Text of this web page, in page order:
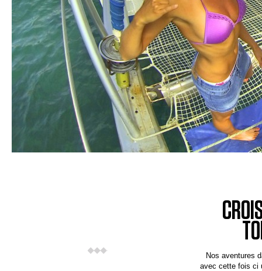
Nos aventures
avec cette fois ci